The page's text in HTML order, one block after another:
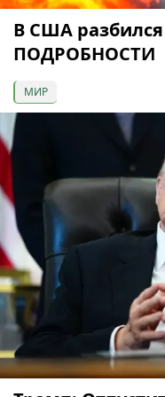
В США
ПОДРОБНОСТИ
МИР